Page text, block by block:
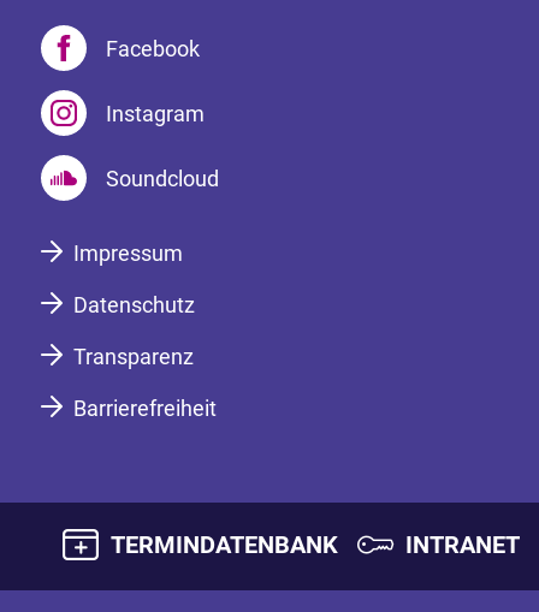
Facebook
Instagram
Soundcloud
Impressum
Datenschutz
Transparenz
Barrierefreiheit
TERMINDATENBANK INTRANET